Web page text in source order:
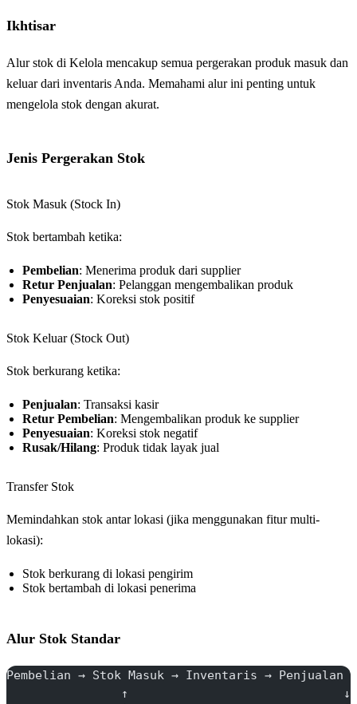
Ikhtisar
Alur stok di Kelola mencakup semua pergerakan produk masuk dan
keluar dari inventaris Anda. Memahami alur ini penting untuk
mengelola stok dengan akurat.
Jenis Pergerakan Stok
Stok Masuk (Stock In)
Stok bertambah ketika:
Pembelian: Menerima produk dari supplier
Retur Penjualan: Pelanggan mengembalikan produk
Penyesuaian: Koreksi stok positif
Stok Keluar (Stock Out)
Stok berkurang ketika:
Penjualan: Transaksi kasir
Retur Pembelian: Mengembalikan produk ke supplier
Penyesuaian: Koreksi stok negatif
Rusak/Hilang: Produk tidak layak jual
Transfer Stok
Memindahkan stok antar lokasi (jika menggunakan fitur multi-
lokasi):
Stok berkurang di lokasi pengirim
Stok bertambah di lokasi penerima
Alur Stok Standar
Pembelian → Stok Masuk → Inventaris → Penjualan
                ↑                              ↓